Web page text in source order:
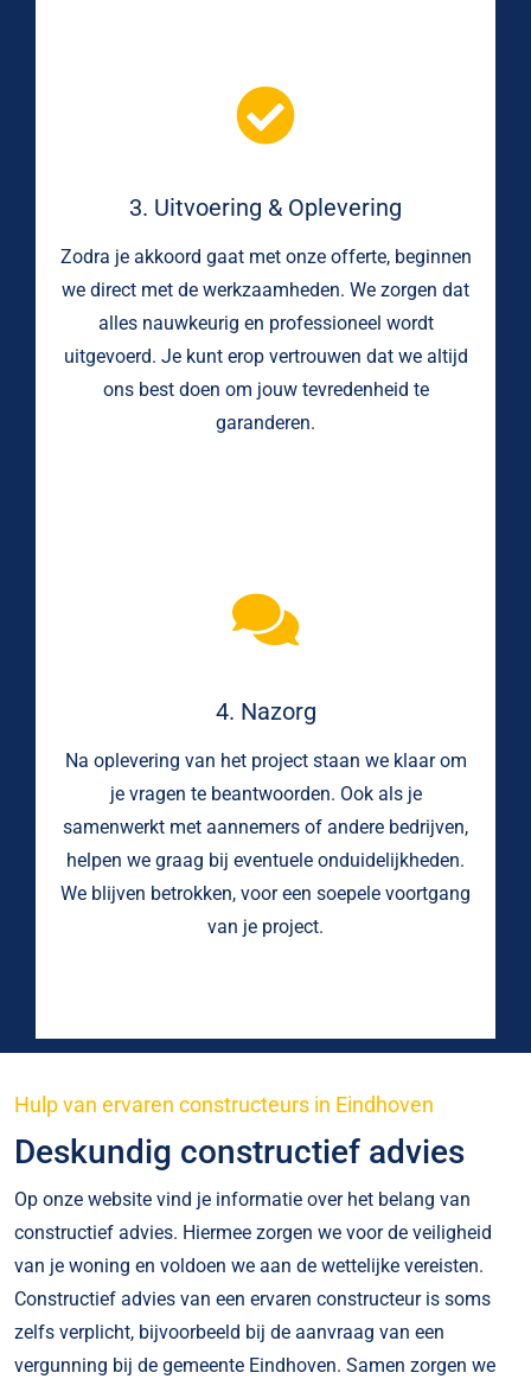
3. Uitvoering & Oplevering
Zodra je akkoord gaat met onze offerte, beginnen
we direct met de werkzaamheden. We zorgen dat
alles nauwkeurig en professioneel wordt
uitgevoerd. Je kunt erop vertrouwen dat we altijd
ons best doen om jouw tevredenheid te
garanderen.
4. Nazorg
Na oplevering van het project staan we klaar om
je vragen te beantwoorden. Ook als je
samenwerkt met aannemers of andere bedrijven,
helpen we graag bij eventuele onduidelijkheden.
We blijven betrokken, voor een soepele voortgang
van je project.
Hulp van ervaren constructeurs in Eindhoven
Deskundig constructief advies
Op onze website vind je informatie over het belang van
constructief advies. Hiermee zorgen we voor de veiligheid
van je woning en voldoen we aan de wettelijke vereisten.
Constructief advies van een ervaren constructeur is soms
zelfs verplicht, bijvoorbeeld bij de aanvraag van een
vergunning bij de gemeente Eindhoven. Samen zorgen we